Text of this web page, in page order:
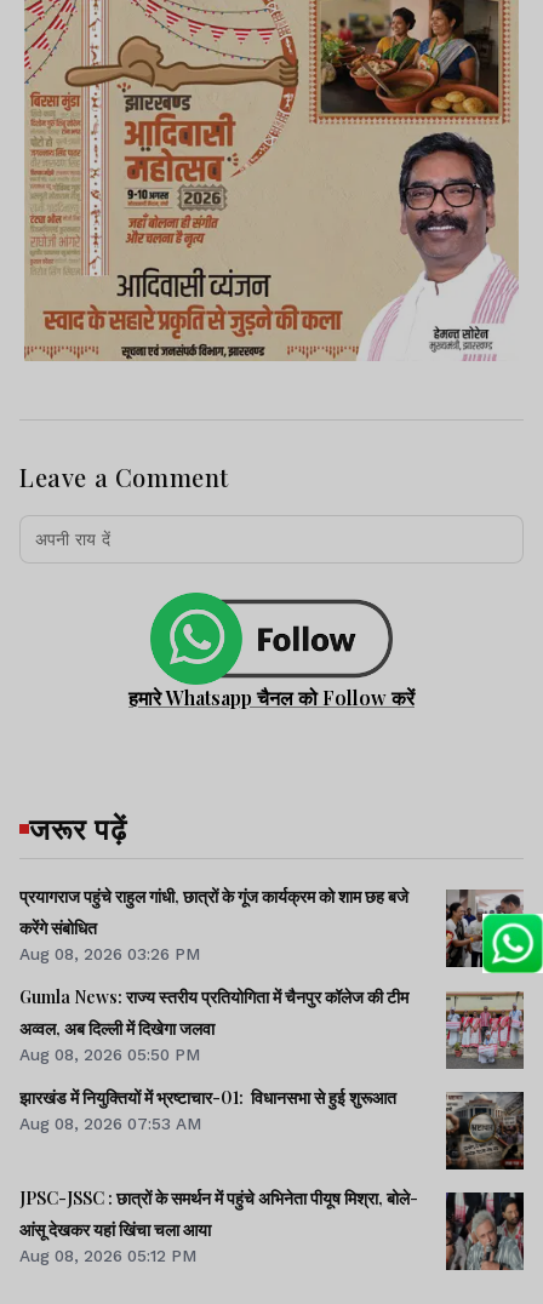
Leave a Comment
हमारे Whatsapp चैनल को Follow करें
जरूर पढ़ें
प्रयागराज पहुंचे राहुल गांधी, छात्रों के गूंज कार्यक्रम को शाम छह बजे
करेंगे संबोधित
Aug 08, 2026 03:26 PM
Gumla News: राज्य स्तरीय प्रतियोगिता में चैनपुर कॉलेज की टीम
अव्वल, अब दिल्ली में दिखेगा जलवा
Aug 08, 2026 05:50 PM
झारखंड में नियुक्तियों में भ्रष्टाचार-01: विधानसभा से हुई शुरूआत
Aug 08, 2026 07:53 AM
JPSC-JSSC : छात्रों के समर्थन में पहुंचे अभिनेता पीयूष मिश्रा, बोले-
आंसू देखकर यहां खिंचा चला आया
Aug 08, 2026 05:12 PM